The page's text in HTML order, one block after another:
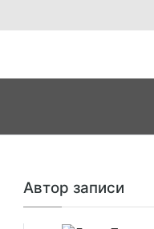
Автор записи